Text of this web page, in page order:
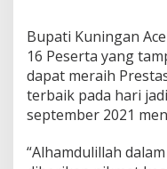
Bupati Kuningan
16 Peserta yang
dapat meraih
terbaik pada hari
september 2021
“Alhamdulillah